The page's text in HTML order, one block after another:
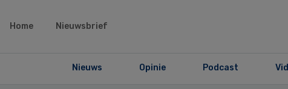
Home Nieuwsbrief
Nieuws Opinie Podcast